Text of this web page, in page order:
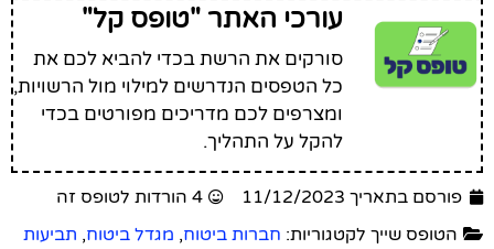
עורכי האתר "טופס קל"
סורקים את הרשת בכדי להביא לכם את
כל הטפסים הנדרשים למילוי מול הרשויות,
ומצרפים לכם מדריכים מפורטים בכדי
להקל על התהליך.
פורסם בתאריך 11/12/2023
4 הורדות לטופס זה
הטופס שייך לקטגוריות: חברות ביטוח, מגדל ביטוח, תביעות